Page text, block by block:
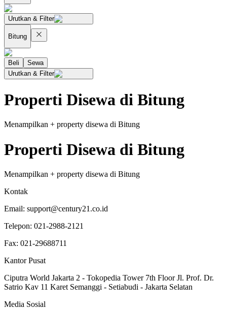
Urutkan & Filter
Bitung
Beli
Sewa
Urutkan & Filter
Properti Disewa di Bitung
Menampilkan + property disewa di Bitung
Properti Disewa di Bitung
Menampilkan + property disewa di Bitung
Kontak
Email: support@century21.co.id
Telepon: 021-2988-2121
Fax: 021-29688711
Kantor Pusat
Ciputra World Jakarta 2 - Tokopedia Tower 7th Floor Jl. Prof. Dr.
Satrio Kav 11 Karet Semanggi - Setiabudi - Jakarta Selatan
Media Sosial